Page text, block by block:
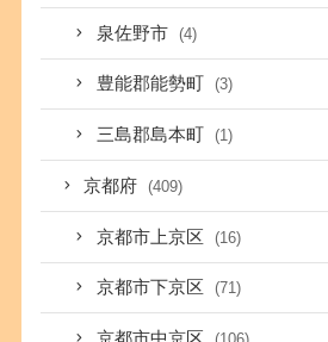
泉佐野市 (4)
豊能郡能勢町 (3)
三島郡島本町 (1)
京都府 (409)
京都市上京区 (16)
京都市下京区 (71)